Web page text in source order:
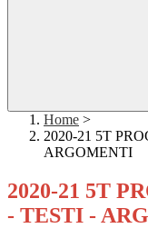
Home >
2020-21 5T
ARGOMENTI
2020-21 5T
- TESTI -